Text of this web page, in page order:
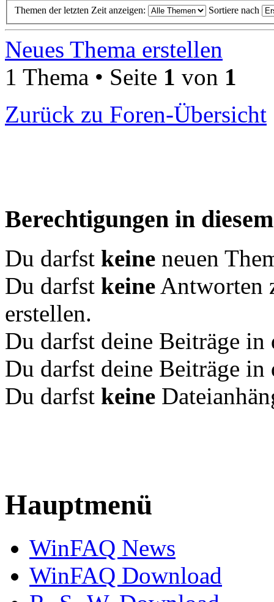
Themen der letzten Zeit anzeigen: Sortiere nach
Neues Thema erstellen
1 Thema • Seite 1 von 1
Zurück zu Foren-Übersicht
Berechtigungen in
Du darfst keine neuen
Du darfst keine Antworten
erstellen.
Du darfst deine Beiträge
Du darfst deine Beiträge
Du darfst keine
Hauptmenü
WinFAQ News
WinFAQ Download